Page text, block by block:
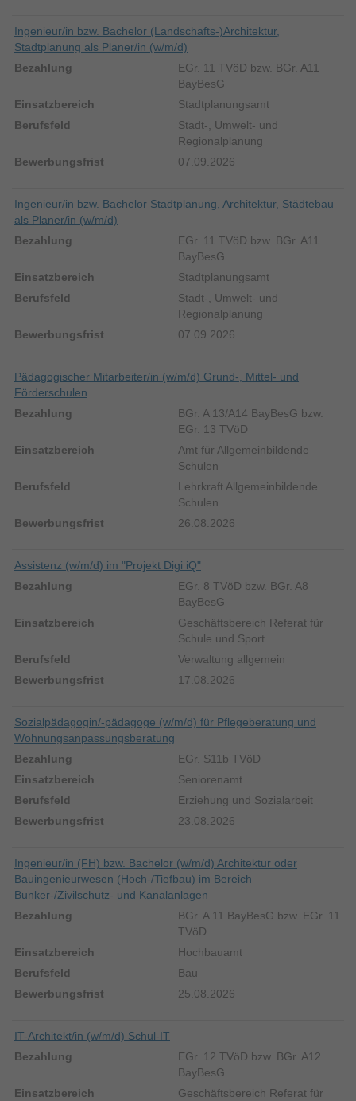
Ingenieur/in bzw. Bachelor (Landschafts-)Architektur,
Stadtplanung als Planer/in (w/m/d)
EGr. 11 TVöD bzw. BGr. A11
BayBesG
Stadtplanungsamt
Stadt-, Umwelt- und
Regionalplanung
07.09.2026
Ingenieur/in bzw. Bachelor Stadtplanung, Architektur, Städtebau
als Planer/in (w/m/d)
EGr. 11 TVöD bzw. BGr. A11
BayBesG
Stadtplanungsamt
Stadt-, Umwelt- und
Regionalplanung
07.09.2026
Pädagogischer Mitarbeiter/in (w/m/d) Grund-, Mittel- und
Förderschulen
BGr. A 13/A14 BayBesG bzw.
EGr. 13 TVöD
Amt für Allgemeinbildende
Schulen
Lehrkraft Allgemeinbildende
Schulen
26.08.2026
Assistenz (w/m/d) im "Projekt Digi iQ"
EGr. 8 TVöD bzw. BGr. A8
BayBesG
Geschäftsbereich Referat für
Schule und Sport
Verwaltung allgemein
17.08.2026
Sozialpädagogin/-pädagoge (w/m/d) für Pflegeberatung und
Wohnungsanpassungsberatung
EGr. S11b TVöD
Seniorenamt
Erziehung und Sozialarbeit
23.08.2026
Ingenieur/in (FH) bzw. Bachelor (w/m/d) Architektur oder
Bauingenieurwesen (Hoch-/Tiefbau) im Bereich
Bunker-/Zivilschutz- und Kanalanlagen
BGr. A 11 BayBesG bzw. EGr. 11
TVöD
Hochbauamt
Bau
25.08.2026
IT-Architekt/in (w/m/d) Schul-IT
EGr. 12 TVöD bzw. BGr. A12
BayBesG
Geschäftsbereich Referat für